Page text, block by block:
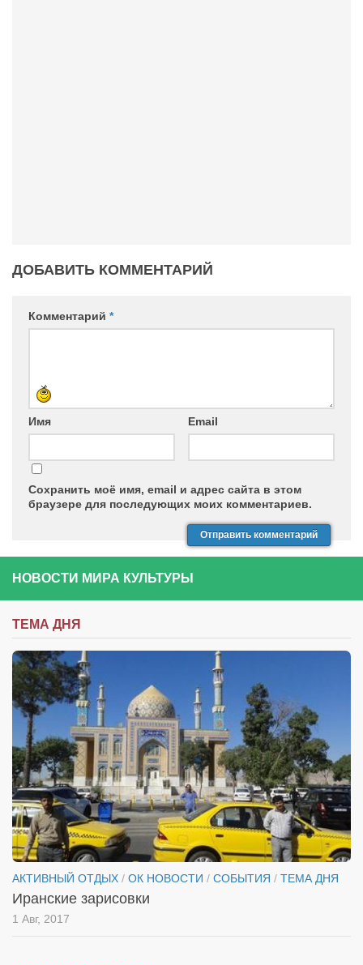
ДОБАВИТЬ КОММЕНТАРИЙ
Комментарий *
Имя Email
Сохранить моё имя, email и адрес сайта в этом
браузере для последующих моих комментариев.
НОВОСТИ МИРА КУЛЬТУРЫ
ТЕМА ДНЯ
АКТИВНЫЙ ОТДЫХ / ОК НОВОСТИ / СОБЫТИЯ / ТЕМА ДНЯ
Иранские зарисовки
1 Авг, 2017